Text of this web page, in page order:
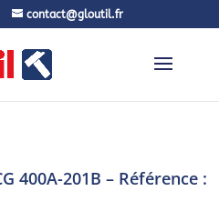
contact@gloutil.fr
400A-201B – Référence :